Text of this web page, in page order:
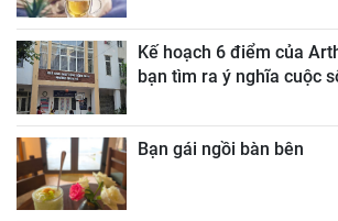
Kế hoạch 6 điểm của
bạn tìm ra ý nghĩa cuộc
Bạn gái ngồi bàn bên